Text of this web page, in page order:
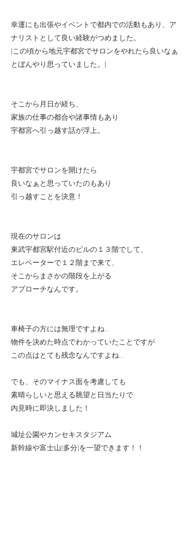
幸運にも出張やイベントで都内での活動もあり、ア
ナリストとして良い経験がつめました。
(この頃から地元宇都宮でサロンをやれたら良いなぁ
とぼんやり思っていました。)
そこから月日が経ち、
家族の仕事の都合や諸事情もあり
宇都宮へ引っ越す話が浮上。
宇都宮でサロンを開けたら
良いなぁと思っていたのもあり
引っ越すことを決意！
現在のサロンは
東武宇都宮駅付近のビルの１３階でして、
エレベーターで１２階まで来て、
そこからまさかの階段を上がる
アプローチなんです。
車椅子の方には無理ですよね..
物件を決めた時点でわかっていたことですが
この点はとても残念なんですよね..
でも、そのマイナス面を考慮しても
素晴らしいと思える眺望と日当たりで
内見時に即決しました！
城址公園やカンセキスタジアム
新幹線や富士山(多分)を一望できます！！